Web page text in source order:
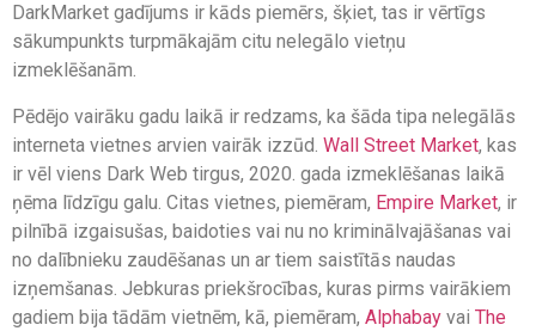
DarkMarket gadījums ir kāds piemērs, šķiet, tas ir vērtīgs
sākumpunkts turpmākajām citu nelegālo vietņu
izmeklēšanām.
Pēdējo vairāku gadu laikā ir redzams, ka šāda tipa nelegālās
interneta vietnes arvien vairāk izzūd. Wall Street Market, kas
ir vēl viens Dark Web tirgus, 2020. gada izmeklēšanas laikā
ņēma līdzīgu galu. Citas vietnes, piemēram, Empire Market, ir
pilnībā izgaisušas, baidoties vai nu no kriminālvajāšanas vai
no dalībnieku zaudēšanas un ar tiem saistītās naudas
izņemšanas. Jebkuras priekšrocības, kuras pirms vairākiem
gadiem bija tādām vietnēm, kā, piemēram, Alphabay vai The